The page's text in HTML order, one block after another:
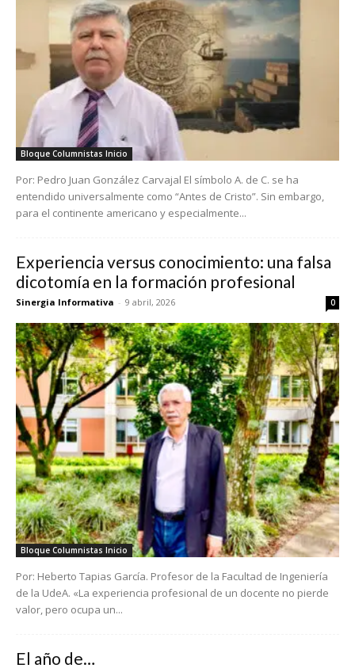
Bloque Columnistas Inicio
Por: Pedro Juan González Carvajal El símbolo A. de C. se ha
entendido universalmente como “Antes de Cristo”. Sin embargo,
para el continente americano y especialmente...
Experiencia versus conocimiento: una falsa
dicotomía en la formación profesional
Sinergia Informativa - 9 abril, 2026 0
Bloque Columnistas Inicio
Por: Heberto Tapias García. Profesor de la Facultad de Ingeniería
de la UdeA. «La experiencia profesional de un docente no pierde
valor, pero ocupa un...
El año de…